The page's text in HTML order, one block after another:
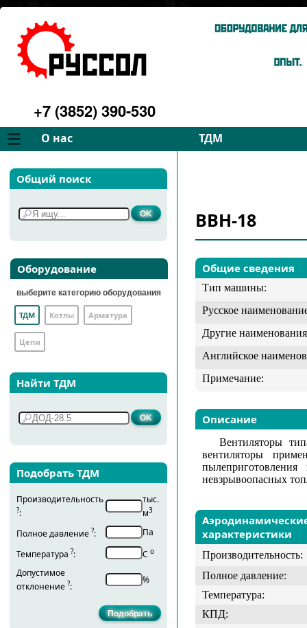
+7 (3852) 390-530
О нас ТДМ
Компания
Философия
Услуги
Галерея
Контакты
Запчасти
Подбор
Общий поиск
Оборудование
выберите категорию оборудования
ТДМ Котлы Арматура
Цепи
Найти ТДМ
Подобрать ТДМ
Производительность
?:
тыс.
м3
Полное давление ?:
Па
Температура ?: С о
Допустимое
отклонение ?:
%
ВВН-18
Общие сведения
Тип машины:
Русское
Другие
Английское
Примечание:
Описание
Вентиляторы
вентиляторы
невзрывоопасных
характеристики
Производительность:
Полное давление:
Температура:
КПД: